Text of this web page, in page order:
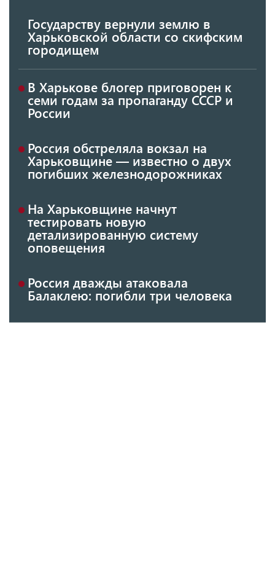
Государству вернули землю в
Харьковской области со скифским
городищем
В Харькове блогер приговорен к
семи годам за пропаганду СССР и
России
Россия обстреляла вокзал на
Харьковщине — известно о двух
погибших железнодорожниках
На Харьковщине начнут
тестировать новую
детализированную систему
оповещения
Россия дважды атаковала
Балаклею: погибли три человека